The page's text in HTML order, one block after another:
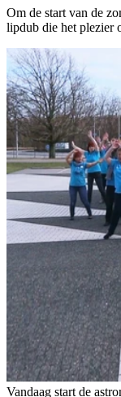
Dagbesteding
MENS magazine
Om de start van de
lipdub die het plezier
Vandaag start de